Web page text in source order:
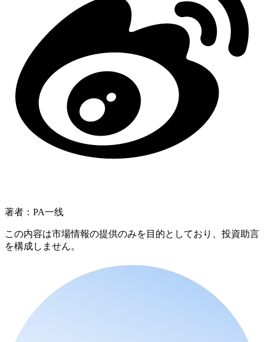
著者：PA一线
この内容は市場情報の提供のみを目的としており、投資助言
を構成しません。